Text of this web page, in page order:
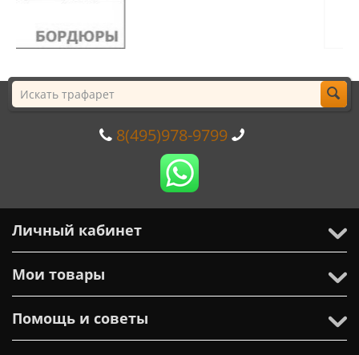
8(495)978-9799
Личный кабинет
Мои товары
Помощь и советы